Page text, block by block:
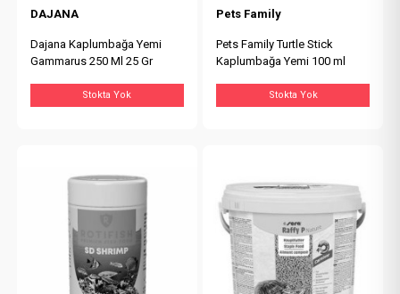
DAJANA
Dajana Kaplumbağa Yemi
Gammarus 250 Ml 25 Gr
Stokta Yok
Pets Family
Pets Family Turtle Stick
Kaplumbağa Yemi 100 ml
Stokta Yok